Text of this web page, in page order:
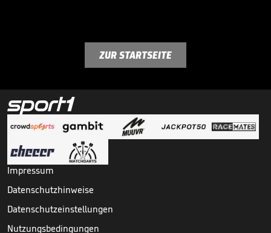
ZUR STARTSEITE
Impressum
Datenschutzhinweise
Datenschutzeinstellungen
Nutzungsbedingungen